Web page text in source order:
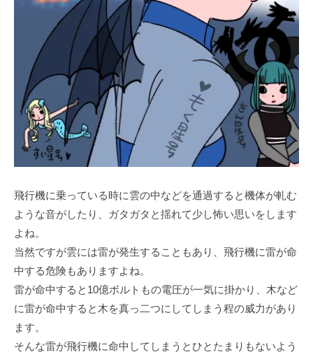
飛行機に乗っている時に雲の中などを通過すると機体が軋む
ような音がしたり、ガタガタと揺れて少し怖い思いをします
よね。
当然ですが雲には雷が発生することもあり、飛行機に雷が命
中する危険もありますよね。
雷が命中すると10億ボルトもの電圧が一気に掛かり、木など
に雷が命中すると木を真っ二つにしてしまう程の威力があり
ます。
そんな雷が飛行機に命中してしまうとひとたまりもないよう